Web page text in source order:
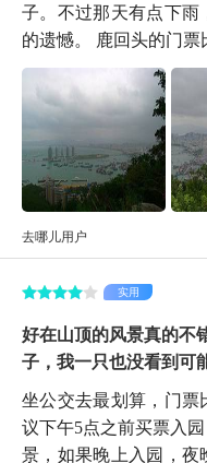
子。不过那天有点下雨
的遗憾。 鹿回头的门票
去哪儿用户
实用
好在山顶的风景真的不
子，我一只也没看到可
坐公交去最划算，门票
议下午5点之前买票入
景，如果晚上入园，夜